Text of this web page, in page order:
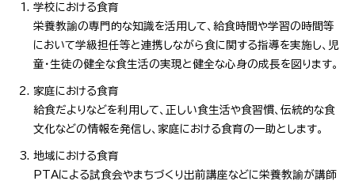
学校における食育
栄養教諭の専門的な知識を活用して、給食時間や学習の時間等
において学級担任等と連携しながら食に関する指導を実施し、児
童・生徒の健全な食生活の実現と健全な心身の成長を図ります。
家庭における食育
給食だよりなどを利用して、正しい食生活や食習慣、伝統的な食
文化などの情報を発信し、家庭における食育の一助とします。
地域における食育
PTAによる試食会やまちづくり出前講座などに栄養教諭が講師